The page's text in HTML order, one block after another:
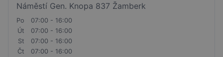
Náměstí Gen. Knopa 837 Žamberk
Po
07:00 - 16:00
Út
07:00 - 16:00
St
07:00 - 16:00
Čt
07:00 - 16:00